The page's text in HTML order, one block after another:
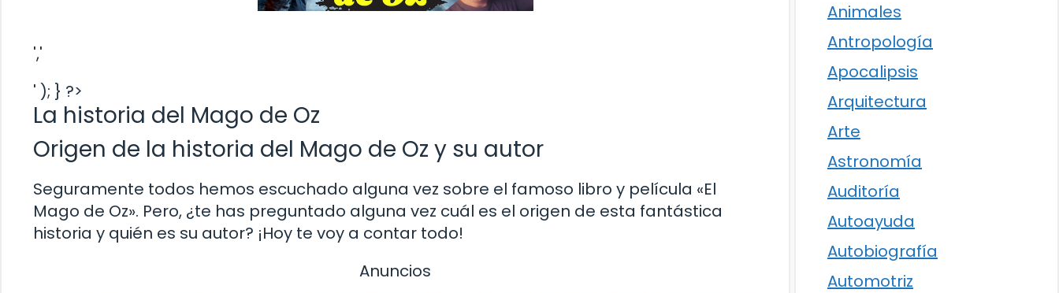
','
' ); } ?>
La historia del Mago de Oz
Origen de la historia del Mago de Oz y su autor
Seguramente todos hemos escuchado alguna vez sobre el famoso libro y película «El
Mago de Oz». Pero, ¿te has preguntado alguna vez cuál es el origen de esta fantástica
historia y quién es su autor? ¡Hoy te voy a contar todo!
Anuncios
Animales
Antropología
Apocalipsis
Arquitectura
Arte
Astronomía
Auditoría
Autoayuda
Autobiografía
Automotriz